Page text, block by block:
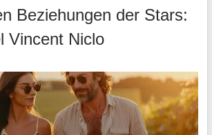
Beziehungen der Stars:
Vincent Niclo